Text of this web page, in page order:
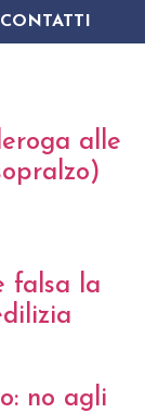
CONTATTI
alle
falsa la
no agli